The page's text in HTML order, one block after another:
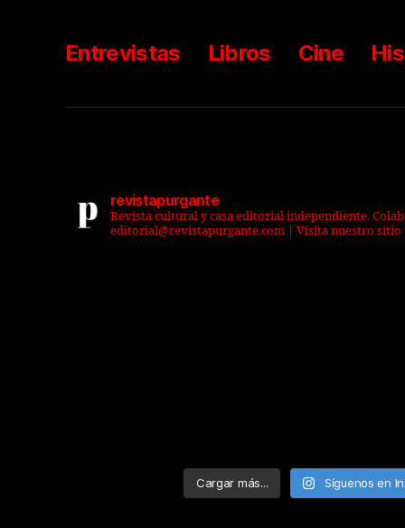
Entrevistas Libros Cine
revistapurgante
Revista cultural y casa editorial independiente.
editorial@revistapurgante.com | Visita nuestro
Cargar más... Síguenos en